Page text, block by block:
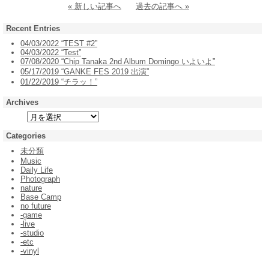
« 新しい記事へ 過去の記事へ »
Recent Entries
04/03/2022 “TEST #2”
04/03/2022 “Test”
07/08/2020 “Chip Tanaka 2nd Album Domingo いよいよ”
05/17/2019 “GANKE FES 2019 出演”
01/22/2019 “チラッ！”
Archives
Categories
未分類
Music
Daily Life
Photograph
nature
Base Camp
no future
-game
-live
-studio
-etc
-vinyl